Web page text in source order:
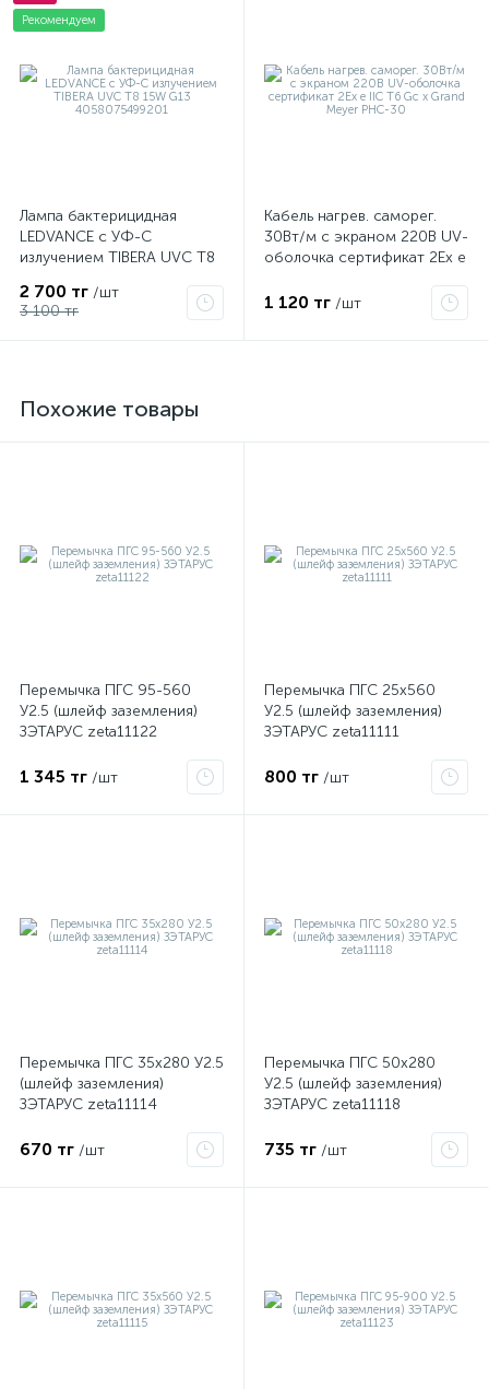
Рекомендуем
Лампа бактерицидная
LEDVANCE с УФ-С
излучением TIBERA UVC T8
2 700 тг /шт
3 100 тг
Кабель нагрев. саморег.
30Вт/м с экраном 220В UV-
оболочка сертификат 2Ex e
PHC-30
1 120 тг /шт
Похожие товары
Перемычка ПГС 95-560
У2.5 (шлейф заземления)
ЗЭТАРУС zeta11122
1 345 тг /шт
Перемычка ПГС 25х560
У2.5 (шлейф заземления)
ЗЭТАРУС zeta11111
800 тг /шт
Перемычка ПГС 35х280 У2.5
(шлейф заземления)
ЗЭТАРУС zeta11114
670 тг /шт
Перемычка ПГС 50х280
У2.5 (шлейф заземления)
ЗЭТАРУС zeta11118
735 тг /шт